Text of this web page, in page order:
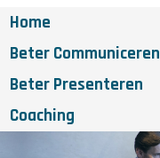
Home
Beter Communiceren
Beter Presenteren
Coaching